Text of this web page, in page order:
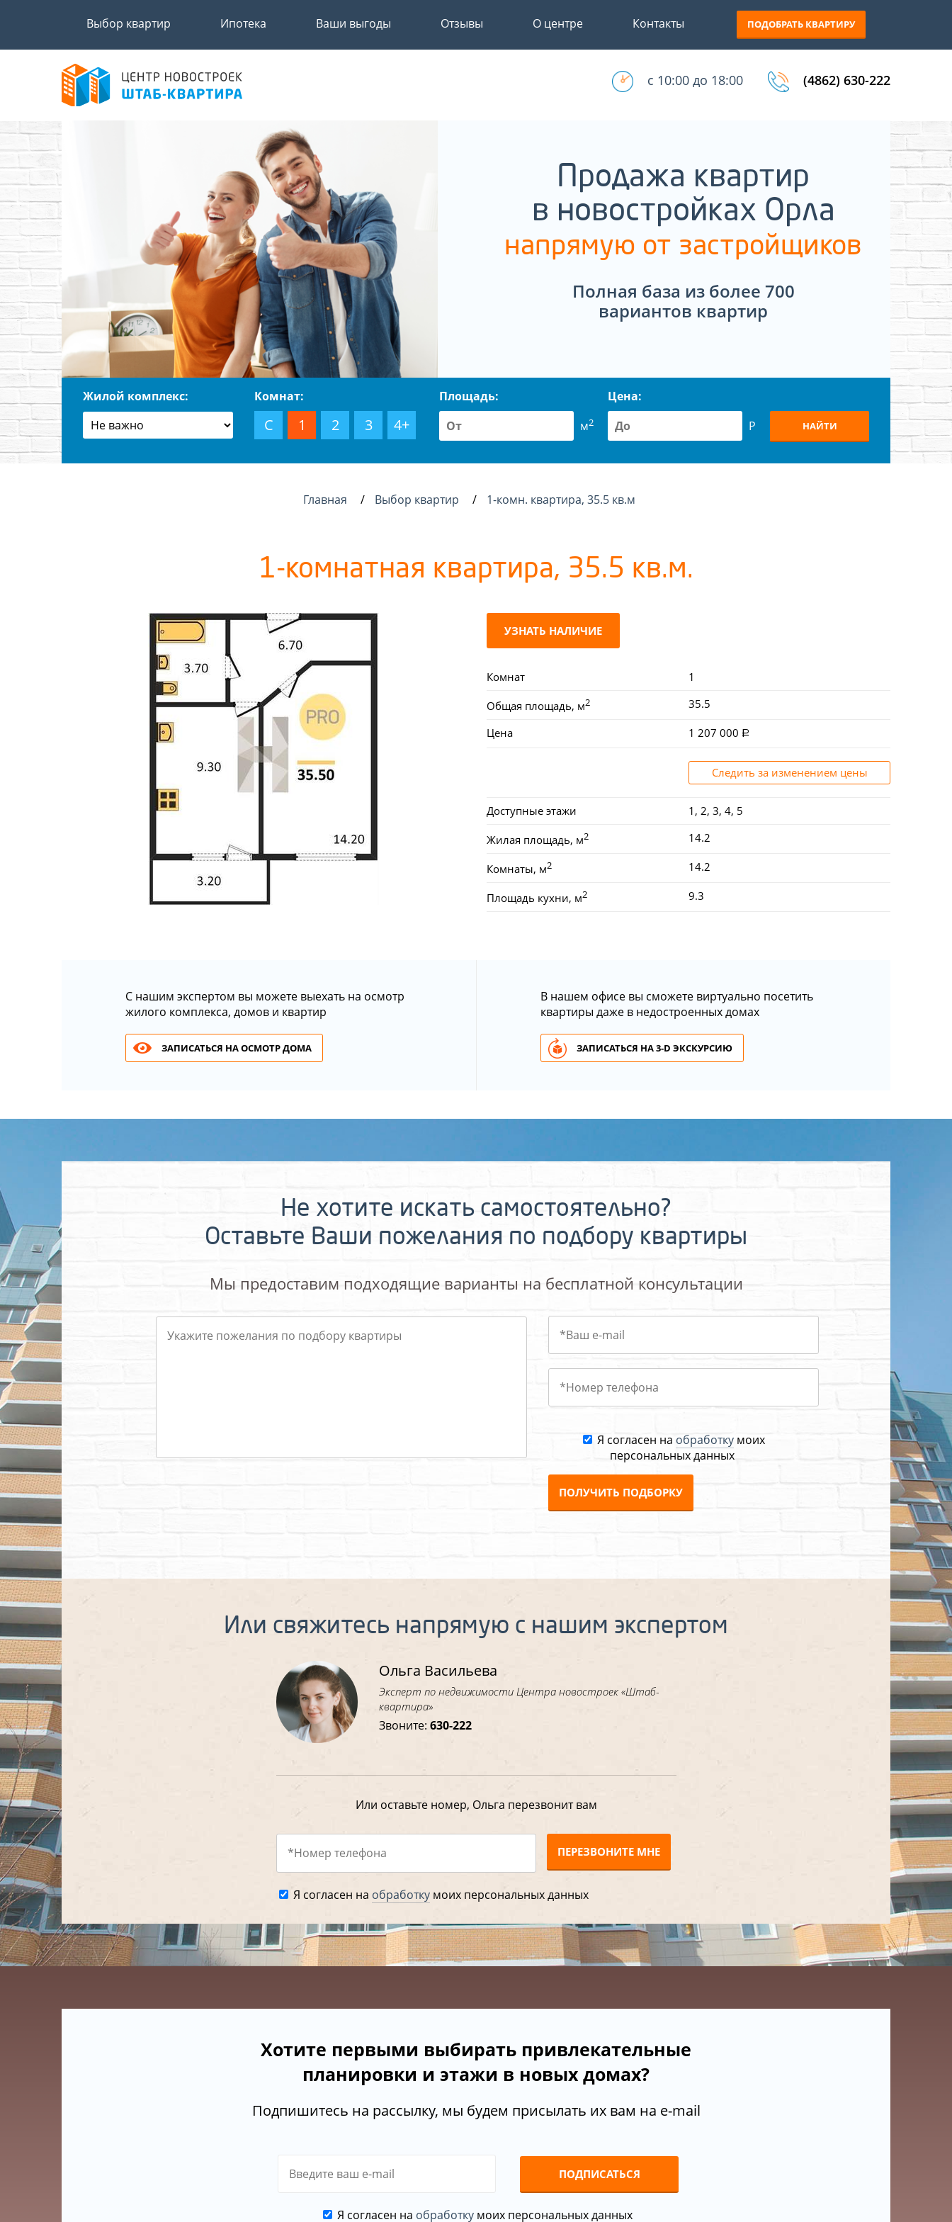
Выбор квартир Ипотека Ваши выгоды Отзывы О центре Контакты ПОДОБРАТЬ КВАРТИРУ
с 10:00 до 18:00 (4862) 630-222
Продажа квартир
в новостройках Орла
напрямую от застройщиков
Полная база из более 700
вариантов квартир
Жилой комплекс: Комнат:
С 1 2 3 4+
Площадь:
м2
Цена:
Р
НАЙТИ
Главная Выбор квартир 1-комн. квартира, 35.5 кв.м
1-комнатная квартира, 35.5 кв.м.
УЗНАТЬ НАЛИЧИЕ
Комнат 1
Общая площадь, м2 35.5
Цена 1 207 000
Следить за изменением цены
Доступные этажи 1, 2, 3, 4, 5
Жилая площадь, м2 14.2
Комнаты, м2 14.2
Площадь кухни, м2 9.3
С нашим экспертом вы можете выехать на осмотр
жилого комплекса, домов и квартир
ЗАПИСАТЬСЯ НА ОСМОТР ДОМА
В нашем офисе вы сможете виртуально посетить
квартиры даже в недостроенных домах
ЗАПИСАТЬСЯ НА 3-D ЭКСКУРСИЮ
Не хотите искать самостоятельно?
Оставьте Ваши пожелания по подбору квартиры
Мы предоставим подходящие варианты на бесплатной консультации
Я согласен на обработкумоих
персональных данных
ПОЛУЧИТЬ ПОДБОРКУ
Или свяжитесь напрямую с нашим экспертом
Ольга Васильева
Эксперт по недвижимости Центра новостроек «Штаб-
квартира»
Звоните:630-222
Или оставьте номер, Ольга перезвонит вам
ПЕРЕЗВОНИТЕ МНЕ
Я согласен на обработкумоих персональных данных
Хотите первыми выбирать привлекательные
планировки и этажи в новых домах?
Подпишитесь на рассылку, мы будем присылать их вам на e-mail
ПОДПИСАТЬСЯ
Я согласен на обработкумоих персональных данных